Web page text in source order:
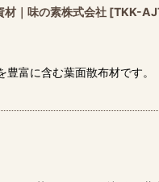
｜味の素株式会社 [TKK-
富に含む葉面散布材です